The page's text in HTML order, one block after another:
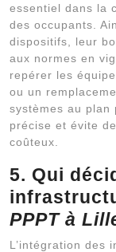
essentiel dans la
des occupants.
dispositifs, leur
aux normes en
repérer les
ou un
systèmes au plan
précise et évite
coûteux.
5. Qui
PPPT à
L’intégration des